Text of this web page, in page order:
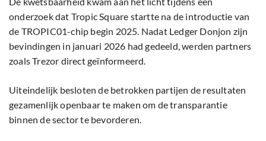
onderzoek dat Tropic Square startte na de introductie van
de TROPIC01-chip begin 2025. Nadat Ledger Donjon zijn
bevindingen in januari 2026 had gedeeld, werden partners
zoals Trezor direct geïnformeerd.
Uiteindelijk besloten de betrokken partijen de resultaten
gezamenlijk openbaar te maken om de transparantie
binnen de sector te bevorderen.